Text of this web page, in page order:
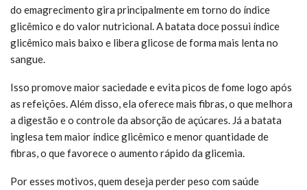
do emagrecimento gira principalmente em torno do índice
glicêmico e do valor nutricional. A batata doce possui índice
glicêmico mais baixo e libera glicose de forma mais lenta no
sangue.
Isso promove maior saciedade e evita picos de fome logo após
as refeições. Além disso, ela oferece mais fibras, o que melhora
a digestão e o controle da absorção de açúcares. Já a batata
inglesa tem maior índice glicêmico e menor quantidade de
fibras, o que favorece o aumento rápido da glicemia.
Por esses motivos, quem deseja perder peso com saúde